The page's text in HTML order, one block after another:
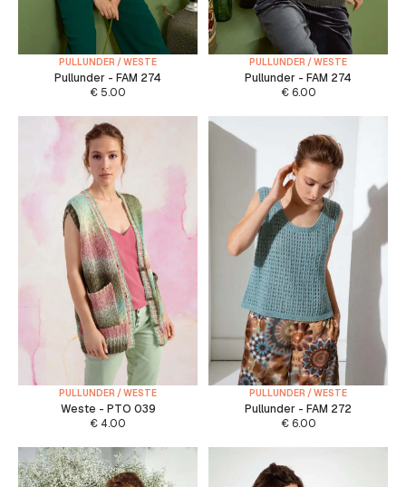
PULLUNDER / WESTE
Pullunder - FAM 274
€ 5.00
PULLUNDER / WESTE
Pullunder - FAM 274
€6.00
PULLUNDER / WESTE
Weste - PTO 039
€ 4.00
PULLUNDER / WESTE
Pullunder - FAM 272
€6.00